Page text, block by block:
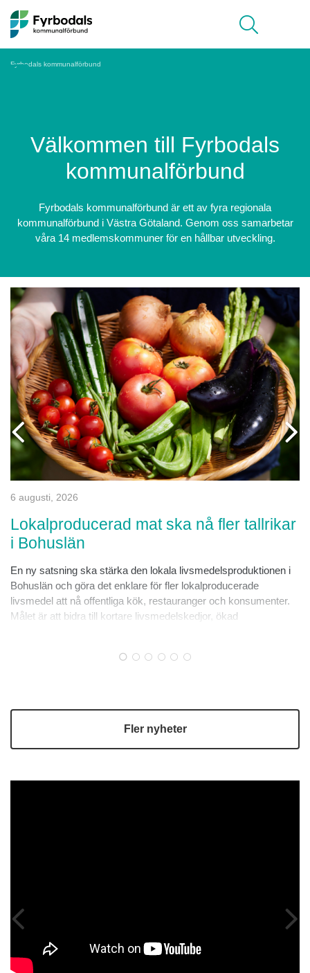
Meny
Fyrbodals kommunalförbund
Välkommen till Fyrbodals
kommunalförbund
Fyrbodals kommunalförbund är ett av fyra regionala
kommunalförbund i Västra Götaland. Genom oss samarbetar
våra 14 medlemskommuner för en hållbar utveckling.
6 augusti, 2026
Lokalproducerad mat ska nå fler tallrikar
i Bohuslän
En ny satsning ska stärka den lokala livsmedelsproduktionen i
Bohuslän och göra det enklare för fler lokalproducerade
livsmedel att nå offentliga kök, restauranger och konsumenter.
Målet är att bidra till kortare livsmedelskedjor, ökad
men möter utmaningar när det gäller logistik, …
Fler nyheter